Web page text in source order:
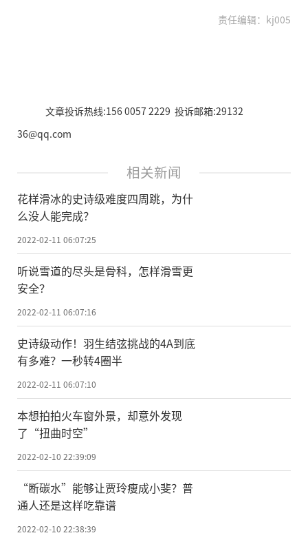
责任编辑：kj005
文章投诉热线:156 0057 2229 投诉邮箱:29132
36@qq.com
相关新闻
花样滑冰的史诗级难度四周跳，为什
么没人能完成？
2022-02-11 06:07:25
听说雪道的尽头是骨科，怎样滑雪更
安全？
2022-02-11 06:07:16
史诗级动作！羽生结弦挑战的4A到底
有多难？一秒转4圈半
2022-02-11 06:07:10
本想拍拍火车窗外景，却意外发现
了“扭曲时空”
2022-02-10 22:39:09
“断碳水”能够让贾玲瘦成小斐？普
通人还是这样吃靠谱
2022-02-10 22:38:39